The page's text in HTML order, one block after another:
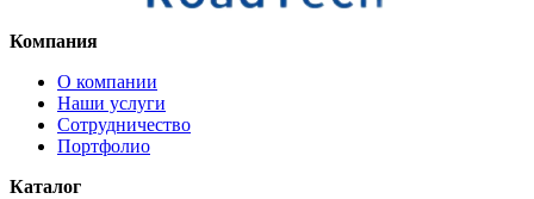
Компания
О компании
Наши услуги
Сотрудничество
Портфолио
Каталог